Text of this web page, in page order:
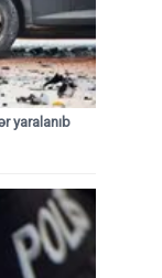
yaralanıb